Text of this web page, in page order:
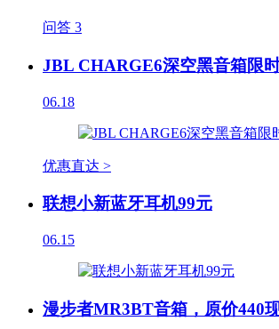
问答 3
JBL CHARGE6深空黑音箱限
06.18
优惠直达 >
联想小新蓝牙耳机99元
06.15
漫步者MR3BT音箱，原价440